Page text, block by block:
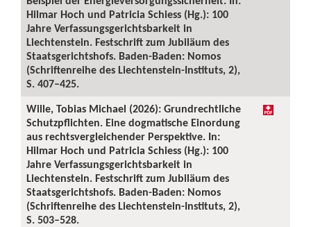
Hilmar Hoch und Patricia Schiess (Hg.): 100
Jahre Verfassungsgerichtsbarkeit in
Liechtenstein. Festschrift zum Jubiläum des
Staatsgerichtshofs. Baden-Baden: Nomos
(Schriftenreihe des Liechtenstein-Instituts, 2),
S. 407–425.
Wille, Tobias Michael (2026): Grundrechtliche
Schutzpflichten. Eine dogmatische Einordung
aus rechtsvergleichender Perspektive. In:
Hilmar Hoch und Patricia Schiess (Hg.): 100
Jahre Verfassungsgerichtsbarkeit in
Liechtenstein. Festschrift zum Jubiläum des
Staatsgerichtshofs. Baden-Baden: Nomos
(Schriftenreihe des Liechtenstein-Instituts, 2),
S. 503–528.